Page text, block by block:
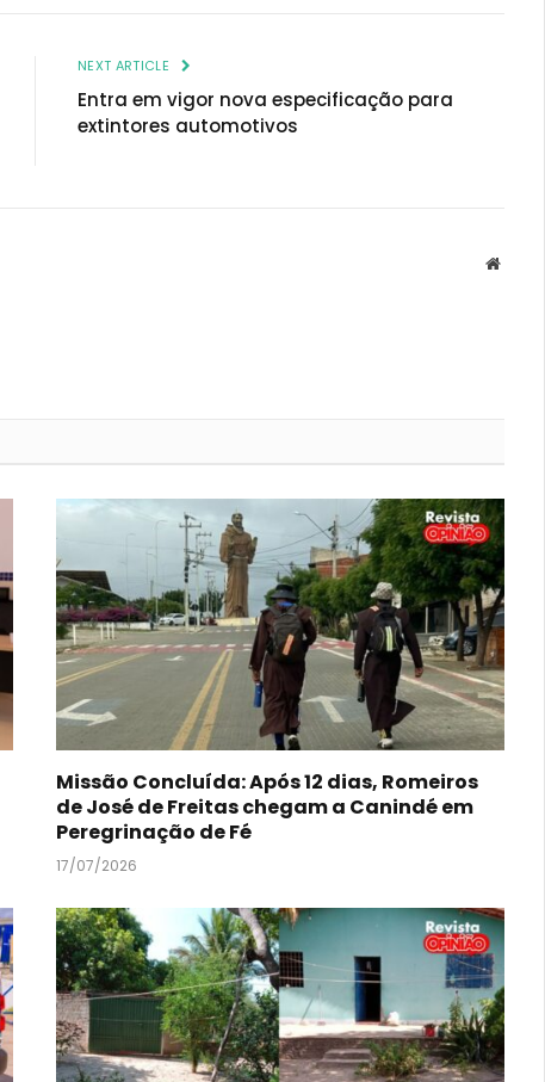
NEXT ARTICLE
Entra em vigor nova especificação para
extintores automotivos
Website
Missão Concluída: Após 12 dias, Romeiros
de José de Freitas chegam a Canindé em
Peregrinação de Fé
17/07/2026